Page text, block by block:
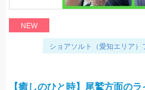
NEW
ショアソルト（愛知エリア
【癒しのひと時】尾鷲方面の